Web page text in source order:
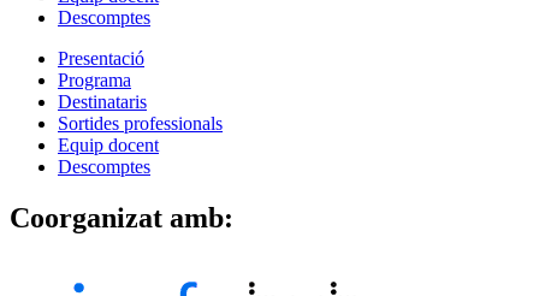
Descomptes
Presentació
Programa
Destinataris
Sortides professionals
Equip docent
Descomptes
Coorganizat amb: